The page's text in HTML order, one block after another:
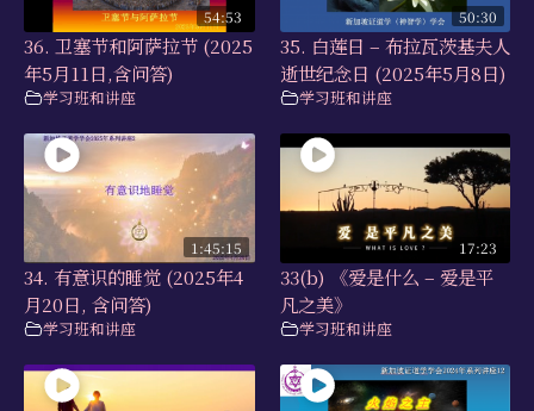
54:53
36. 卫塞节和阿萨拉节 (2025
年5月11日,含问答)
学习班和讲座
50:30
35. 白莲日 – 布拉瓦茨基夫人
逝世纪念日 (2025年5月8日)
学习班和讲座
1:45:15
34. 有意识的睡觉 (2025年4
月20日, 含问答)
学习班和讲座
17:23
33(b) 《爱是什么 – 爱是平
凡之美》
学习班和讲座